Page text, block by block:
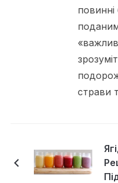
повинні
страви